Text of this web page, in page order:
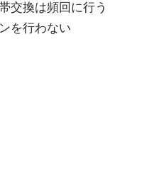
交換は頻回に行う
を行わない